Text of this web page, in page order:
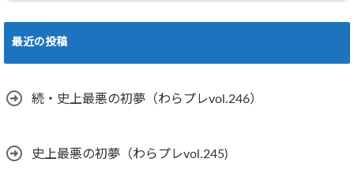
最近の投稿
続・史上最悪の初夢（わらプレvol.246）
史上最悪の初夢（わらプレvol.245)